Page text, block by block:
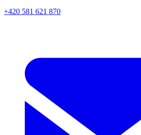
+420 581 621 870